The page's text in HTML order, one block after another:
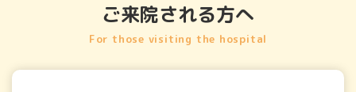
ご来院される方へ
For those visiting the hospital